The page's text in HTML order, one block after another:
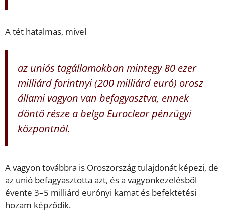
A tét hatalmas, mivel
az uniós tagállamokban mintegy 80 ezer
milliárd forintnyi (200 milliárd euró) orosz
állami vagyon van befagyasztva, ennek
döntő része a belga Euroclear pénzügyi
központnál.
A vagyon továbbra is Oroszország tulajdonát képezi, de
az unió befagyasztotta azt, és a vagyonkezelésből
évente 3–5 milliárd eurónyi kamat és befektetési
hozam képződik.